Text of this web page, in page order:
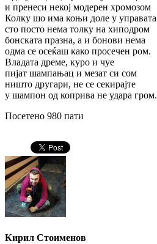
и пренеси некој модерен хромозом
Колку шо има коњи доле у управата
сто посто нема толку на хиподром
бонската празна, а и бонови нема
одма се осеќаш како просечен ром.
Владата дреме, куро и чуе
пијат шампањац и мезат си сом
ништо другари, не се секирајте
у шампон од коприва не удара гром.
Посетено 980 пати
Кирил Стоименов